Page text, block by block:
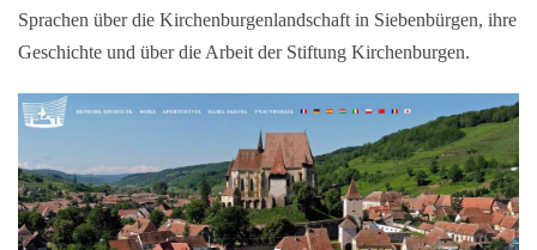
Sprachen über die Kirchenburgenlandschaft in Siebenbürgen, ihre
Geschichte und über die Arbeit der Stiftung Kirchenburgen.